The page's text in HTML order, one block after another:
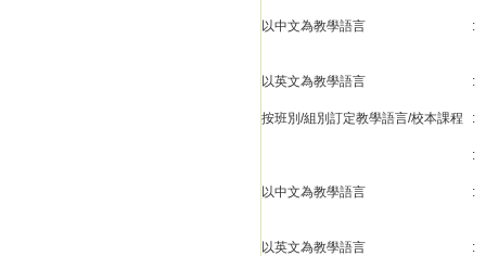
以中文為教學語言 :
以英文為教學語言 :
按班別/組別訂定教學語言/校本課程 :
:
以中文為教學語言 :
以英文為教學語言 :